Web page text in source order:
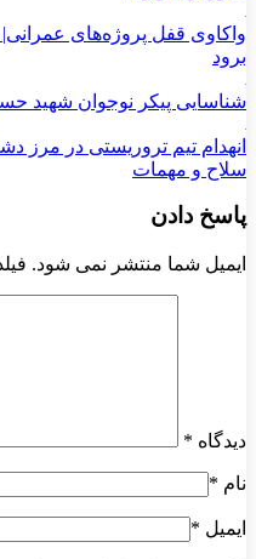
واکاوی قفل پروژه‌های عمرانی|
برود
شناسایی پیکر نوجوان شهید حسین
انهدام تیم تروریستی در مرز
سلاح و مهمات
پاسخ دادن
ایمیل شما منتشر نمی شود.
دیدگاه *
نام *
ایمیل *